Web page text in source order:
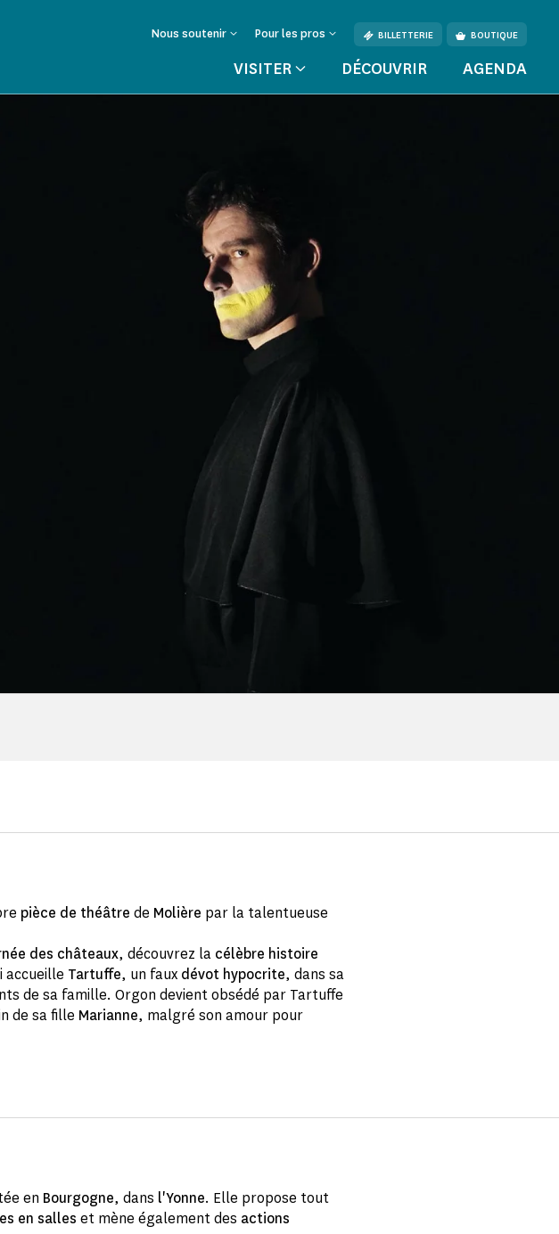
Nous soutenir Pour les pros BILLETTERIE BOUTIQUE
VISITER DÉCOUVRIR AGENDA
pièce de théâtre de Molière par la talentueuse
des châteaux, découvrez la célèbre histoire
accueille Tartuffe, un faux dévot hypocrite, dans sa
de sa famille. Orgon devient obsédé par Tartuffe
de sa fille Marianne, malgré son amour pour
en Bourgogne, dans l'Yonne. Elle propose tout
en salles et mène également des actions